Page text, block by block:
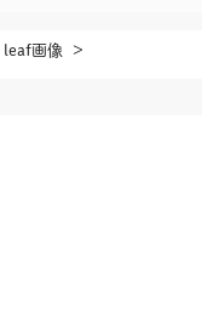
leaf画像